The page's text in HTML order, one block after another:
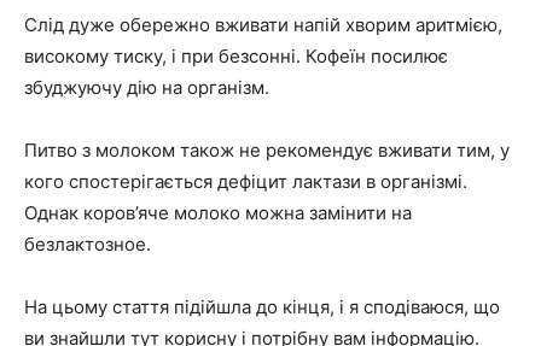
Слід дуже обережно вживати напій хворим аритмією,
високому тиску, і при безсонні. Кофеїн посилює
збуджуючу дію на організм.
Питво з молоком також не рекомендує вживати тим, у
кого спостерігається дефіцит лактази в організмі.
Однак коров’яче молоко можна замінити на
безлактозное.
На цьому стаття підійшла до кінця, і я сподіваюся, що
ви знайшли тут корисну і потрібну вам інформацію.